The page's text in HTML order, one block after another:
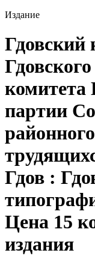
Издание
Гдовский
комитета
партии
Гдов :
Цена 15
издания